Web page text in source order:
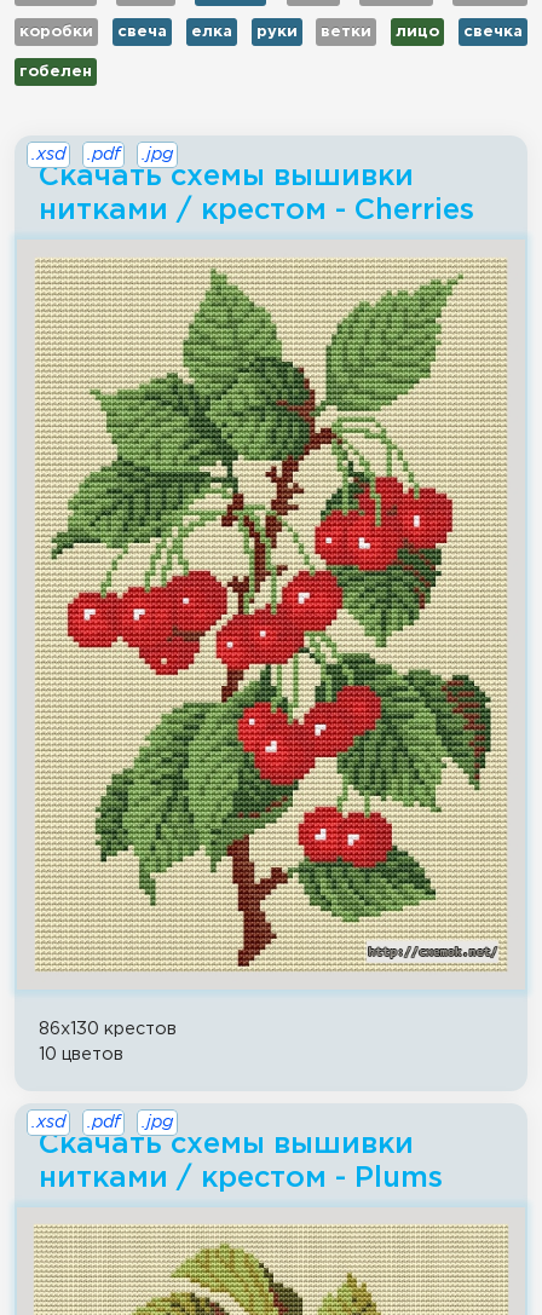
коробки свеча елка руки ветки лицо свечка
гобелен
Скачать схемы вышивки
нитками / крестом - Cherries
.xsd .pdf .jpg
86x130 крестов
10 цветов
Скачать схемы вышивки
нитками / крестом - Plums
.xsd .pdf .jpg